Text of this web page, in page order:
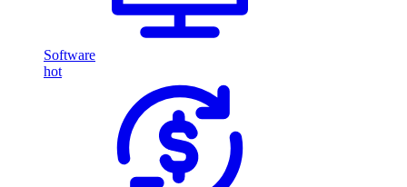
Software
hot